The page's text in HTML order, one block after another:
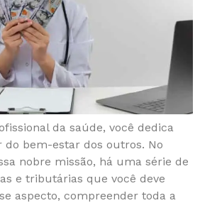
da saúde, você dedica
bem-estar dos outros. No
nobre missão, há uma série de
e tributárias que você deve
aspecto, compreender toda a